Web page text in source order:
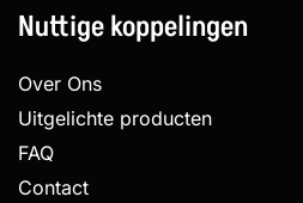
Nuttige koppelingen
Over Ons
Uitgelichte producten
FAQ
Contact